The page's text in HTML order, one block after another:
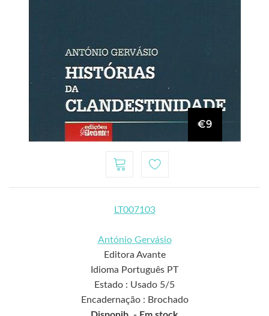
€9
LT007103
António Gervásio
Editora Avante
Idioma Português PT
Estado : Usado 5/5
Encadernação : Brochado